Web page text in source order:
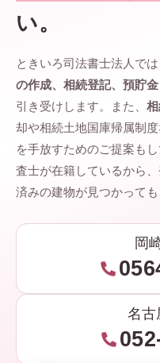
い。
ときいろ司法書士法人では
の作成、相続登記、預貯
引き受けします。また、
却や相続土地国庫帰属制
を手放すためのご提案も
査士が在籍しているから
済みの建物が見つかって
岡
名古